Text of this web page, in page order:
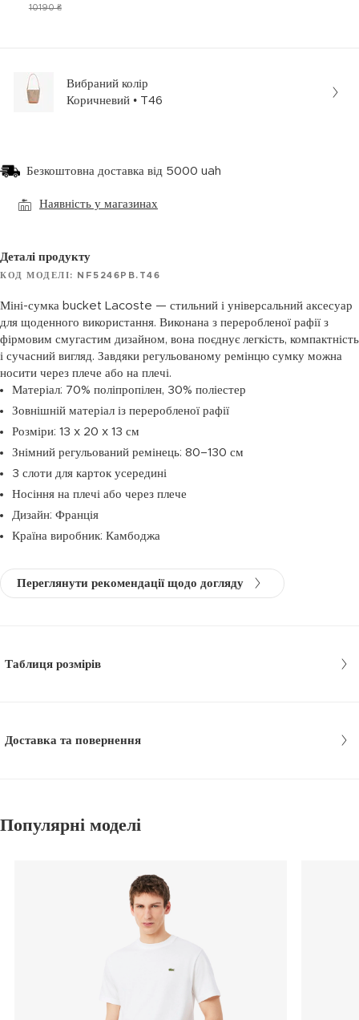
10190 ₴
Вибраний колір
Коричневий • T46
Безкоштовна доставка від 5000 uah
Наявність у магазинах
Деталі продукту
КОД МОДЕЛІ: NF5246PB.T46
Міні-сумка bucket Lacoste — стильний і універсальний аксесуар
для щоденного використання. Виконана з переробленої рафії з
фірмовим смугастим дизайном, вона поєднує легкість, компактність
і сучасний вигляд. Завдяки регульованому ремінцю сумку можна
носити через плече або на плечі.
Матеріал: 70% поліпропілен, 30% поліестер
Зовнішній матеріал із переробленої рафії
Розміри: 13 x 20 x 13 см
Знімний регульований ремінець: 80–130 см
3 слоти для карток усередині
Носіння на плечі або через плече
Дизайн: Франція
Країна виробник: Камбоджа
Переглянути рекомендації щодо догляду
Таблиця розмірів
Доставка та повернення
Популярні моделі